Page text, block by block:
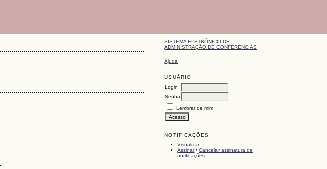
SISTEMA ELETRÔNICO DE
ADMINISTRAÇÃO DE CONFERÊNCIAS
Ajuda
USUÁRIO
Login
Senha
Lembrar de mim
NOTIFICAÇÕES
Visualizar
Assinar/Cancelar assinatura de
notificações